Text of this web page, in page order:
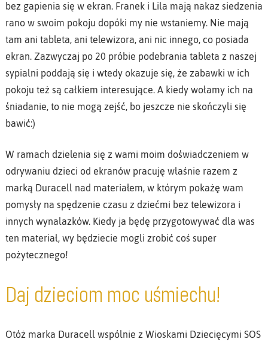
bez gapienia się w ekran. Franek i Lila mają nakaz siedzenia
rano w swoim pokoju dopóki my nie wstaniemy. Nie mają
tam ani tableta, ani telewizora, ani nic innego, co posiada
ekran. Zazwyczaj po 20 próbie podebrania tableta z naszej
sypialni poddają się i wtedy okazuje się, że zabawki w ich
pokoju też są całkiem interesujące. A kiedy wołamy ich na
śniadanie, to nie mogą zejść, bo jeszcze nie skończyli się
bawić:)
W ramach dzielenia się z wami moim doświadczeniem w
odrywaniu dzieci od ekranów pracuję właśnie razem z
marką Duracell nad materiałem, w którym pokażę wam
pomysły na spędzenie czasu z dziećmi bez telewizora i
innych wynalazków. Kiedy ja będę przygotowywać dla was
ten materiał, wy będziecie mogli zrobić coś super
pożytecznego!
Daj dzieciom moc uśmiechu!
Otóż marka Duracell wspólnie z Wioskami Dziecięcymi SOS